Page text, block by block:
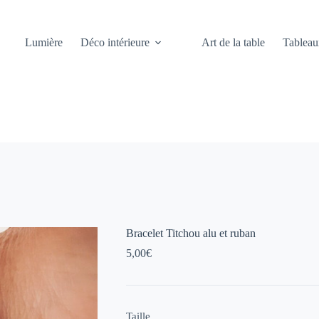
Lumière Déco intérieure Art de la table
Bracelet Titchou alu et ruban
5,00€
Taille